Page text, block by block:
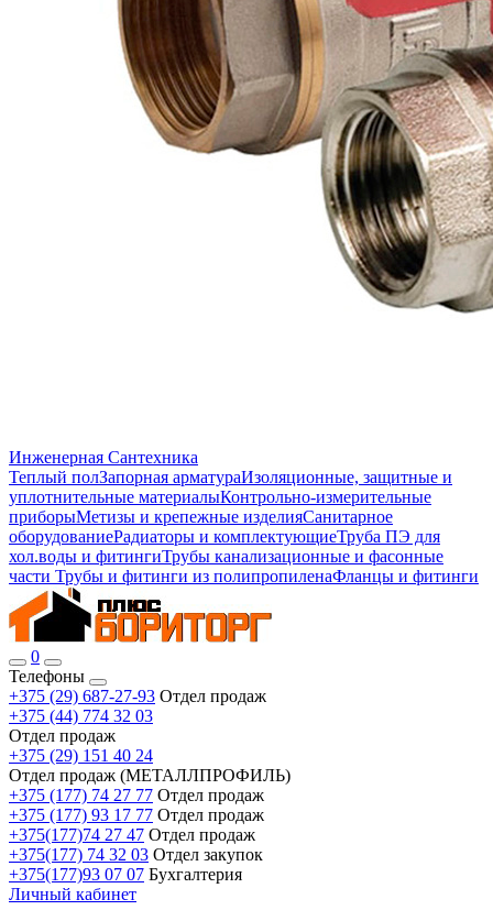
Инженерная Сантехника
Теплый полЗапорная арматураИзоляционные, защитные и
уплотнительные материалыКонтрольно-измерительные
приборыМетизы и крепежные изделияСанитарное
оборудованиеРадиаторы и комплектующиеТруба ПЭ для
хол.воды и фитингиТрубы канализационные и фасонные
части Трубы и фитинги из полипропиленаФланцы и фитинги
0
Телефоны
+375 (29) 687-27-93 Отдел продаж
+375 (44) 774 32 03
Отдел продаж
+375 (29) 151 40 24
Отдел продаж (МЕТАЛЛПРОФИЛЬ)
+375 (177) 74 27 77 Отдел продаж
+375 (177) 93 17 77 Отдел продаж
+375(177)74 27 47 Отдел продаж
+375(177) 74 32 03 Отдел закупок
+375(177)93 07 07 Бухгалтерия
Личный кабинет